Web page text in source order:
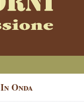
In Onda